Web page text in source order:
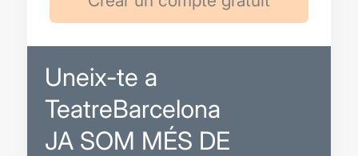
Uneix-te a
TeatreBarcelona
JA SOM MÉS DE